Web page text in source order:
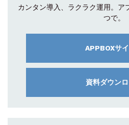
カンタン導入、ラクラク運用。 ア
つで。
APPBOXサ
資料ダウン